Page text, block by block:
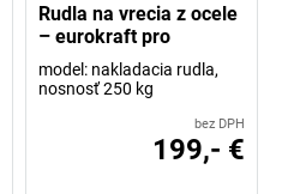
Rudla na vrecia z ocele
– eurokraft pro
model: nakladacia rudla,
nosnosť 250 kg
bez DPH
199,- €